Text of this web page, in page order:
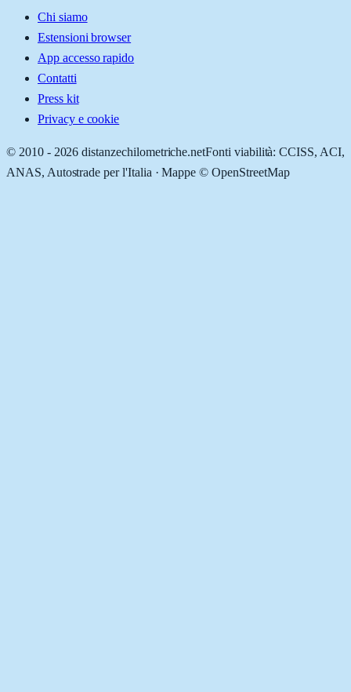
Chi siamo
Estensioni browser
App accesso rapido
Contatti
Press kit
Privacy e cookie
© 2010 - 2026 distanzechilometriche.netFonti viabilità: CCISS, ACI,
ANAS, Autostrade per l'Italia · Mappe © OpenStreetMap